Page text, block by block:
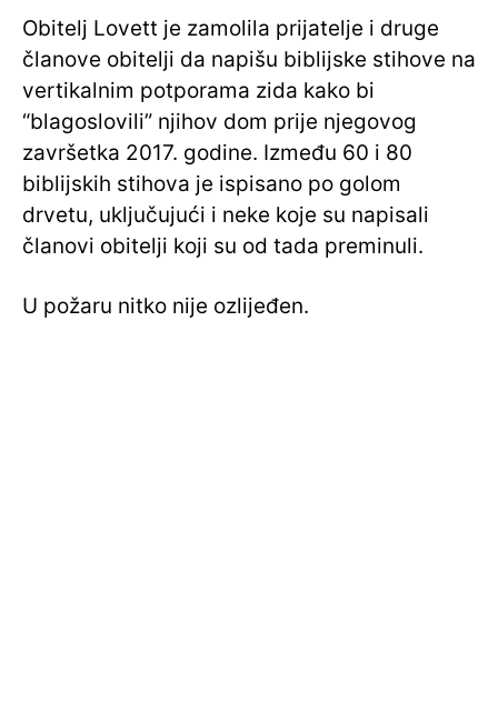
Obitelj Lovett je zamolila prijatelje i druge
članove obitelji da napišu biblijske stihove na
vertikalnim potporama zida kako bi
“blagoslovili” njihov dom prije njegovog
završetka 2017. godine. Između 60 i 80
biblijskih stihova je ispisano po golom
drvetu, uključujući i neke koje su napisali
članovi obitelji koji su od tada preminuli.
U požaru nitko nije ozlijeđen.